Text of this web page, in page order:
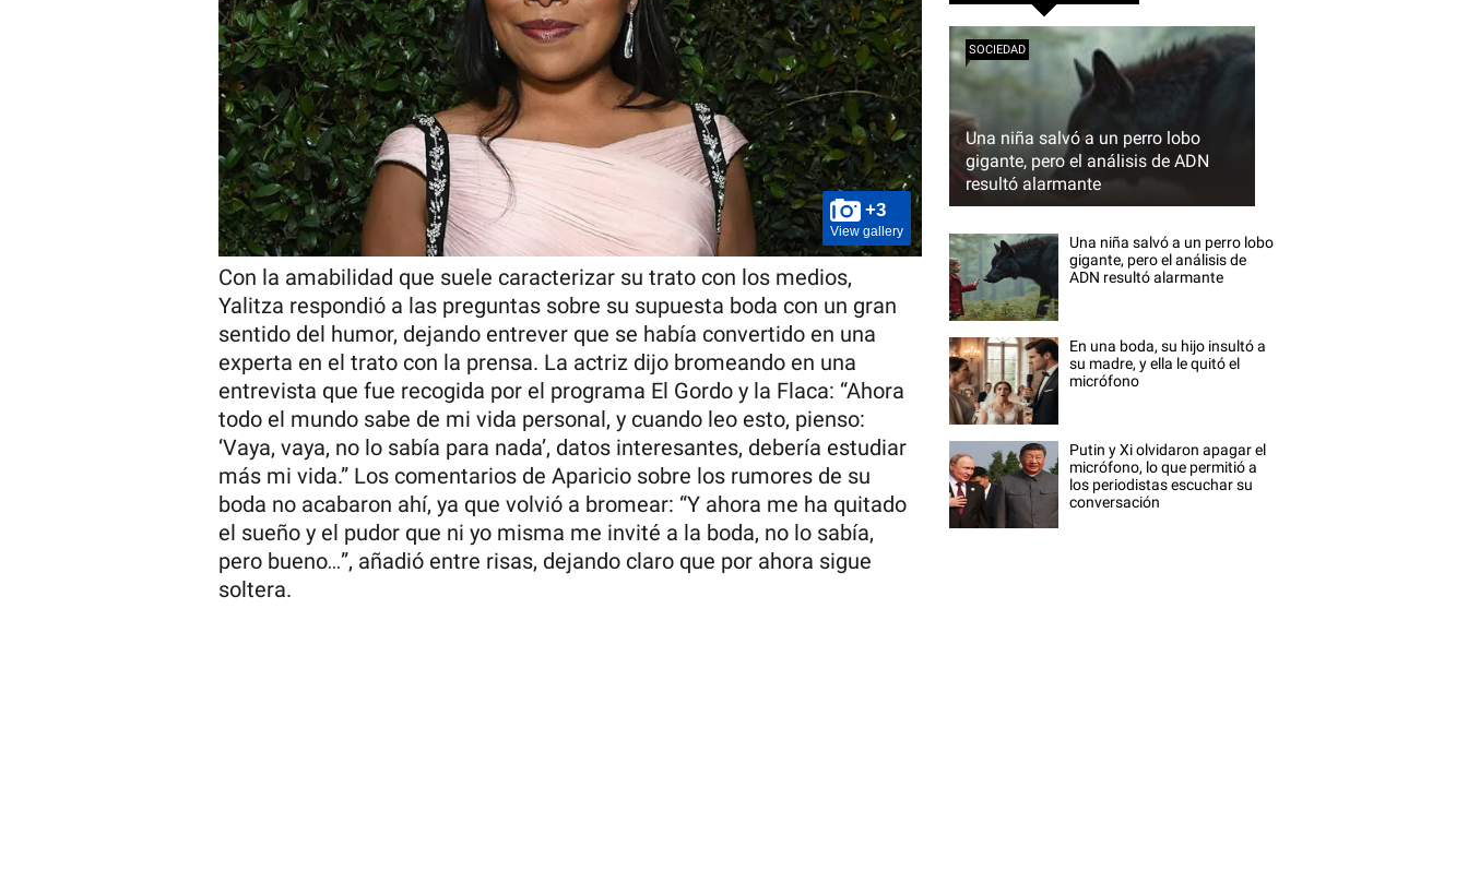
+3
View gallery
Con la amabilidad que suele caracterizar su trato con los medios,
Yalitza respondió a las preguntas sobre su supuesta boda con un gran
sentido del humor, dejando entrever que se había convertido en una
experta en el trato con la prensa. La actriz dijo bromeando en una
entrevista que fue recogida por el programa El Gordo y la Flaca: “Ahora
todo el mundo sabe de mi vida personal, y cuando leo esto, pienso:
‘Vaya, vaya, no lo sabía para nada’, datos interesantes, debería estudiar
más mi vida.” Los comentarios de Aparicio sobre los rumores de su
boda no acabaron ahí, ya que volvió a bromear: “Y ahora me ha quitado
el sueño y el pudor que ni yo misma me invité a la boda, no lo sabía,
pero bueno…”, añadió entre risas, dejando claro que por ahora sigue
soltera.
Una niña salvó a un perro lobo
gigante, pero el análisis de ADN
resultó alarmante
SOCIEDAD
Una niña salvó a un perro lobo
gigante, pero el análisis de
ADN resultó alarmante
En una boda, su hijo insultó a
su madre, y ella le quitó el
micrófono
Putin y Xi olvidaron apagar el
micrófono, lo que permitió a
los periodistas escuchar su
conversación